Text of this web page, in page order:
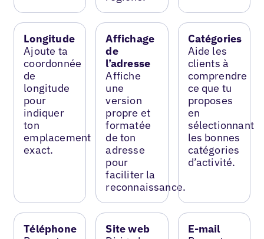
Longitude
Ajoute ta
coordonnée
de
longitude
pour
indiquer
ton
emplacement
exact.
Affichage
de
l’adresse
Affiche
une
version
propre et
formatée
de ton
adresse
pour
faciliter la
reconnaissance.
Catégories
Aide les
clients à
comprendre
ce que tu
proposes
en
sélectionnant
les bonnes
catégories
d’activité.
Téléphone
Site web
E-mail